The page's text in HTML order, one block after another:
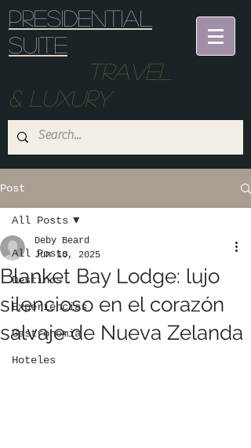
Presidential
suite
Travel
& Luxury
Post
All Posts
Destinos
Experiencias
Gastronomia
Hoteles
All Posts
Blanket Bay Lodge: lujo
silencioso en el corazón
salvaje de Nueva Zelanda
Deby Beard
Jun 10, 2025